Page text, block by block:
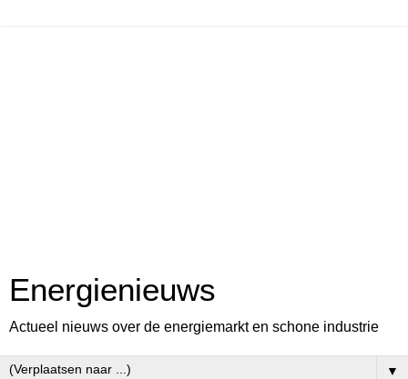
Energienieuws
Actueel nieuws over de energiemarkt en schone industrie
▼